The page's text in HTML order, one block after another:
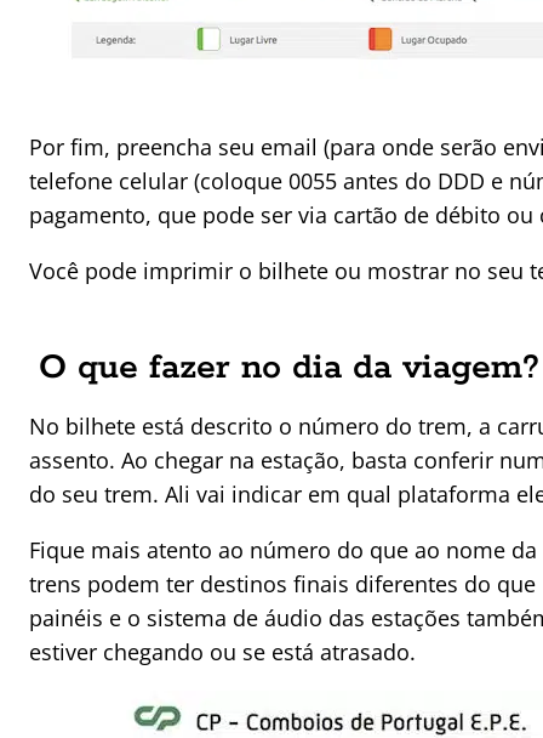
Por fim, preencha seu email (para onde serão
telefone celular (coloque 0055 antes do DDD e
pagamento, que pode ser via cartão de débito
Você pode imprimir o bilhete ou mostrar no seu
O que fazer no dia da viagem?
No bilhete está descrito o número do trem, a
assento. Ao chegar na estação, basta conferir
do seu trem. Ali vai indicar em qual plataforma
Fique mais atento ao número do que ao nome
trens podem ter destinos finais diferentes do
painéis e o sistema de áudio das estações
estiver chegando ou se está atrasado.